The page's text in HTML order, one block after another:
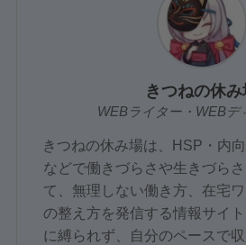
きつねの休み
WEBライター・WEBデ
きつねの休み場は、HSP・内
などで働きづらさや生きづら
て、無理しない働き方、在宅
の整え方を発信する情報サイ
に縛られず、自分のペースで